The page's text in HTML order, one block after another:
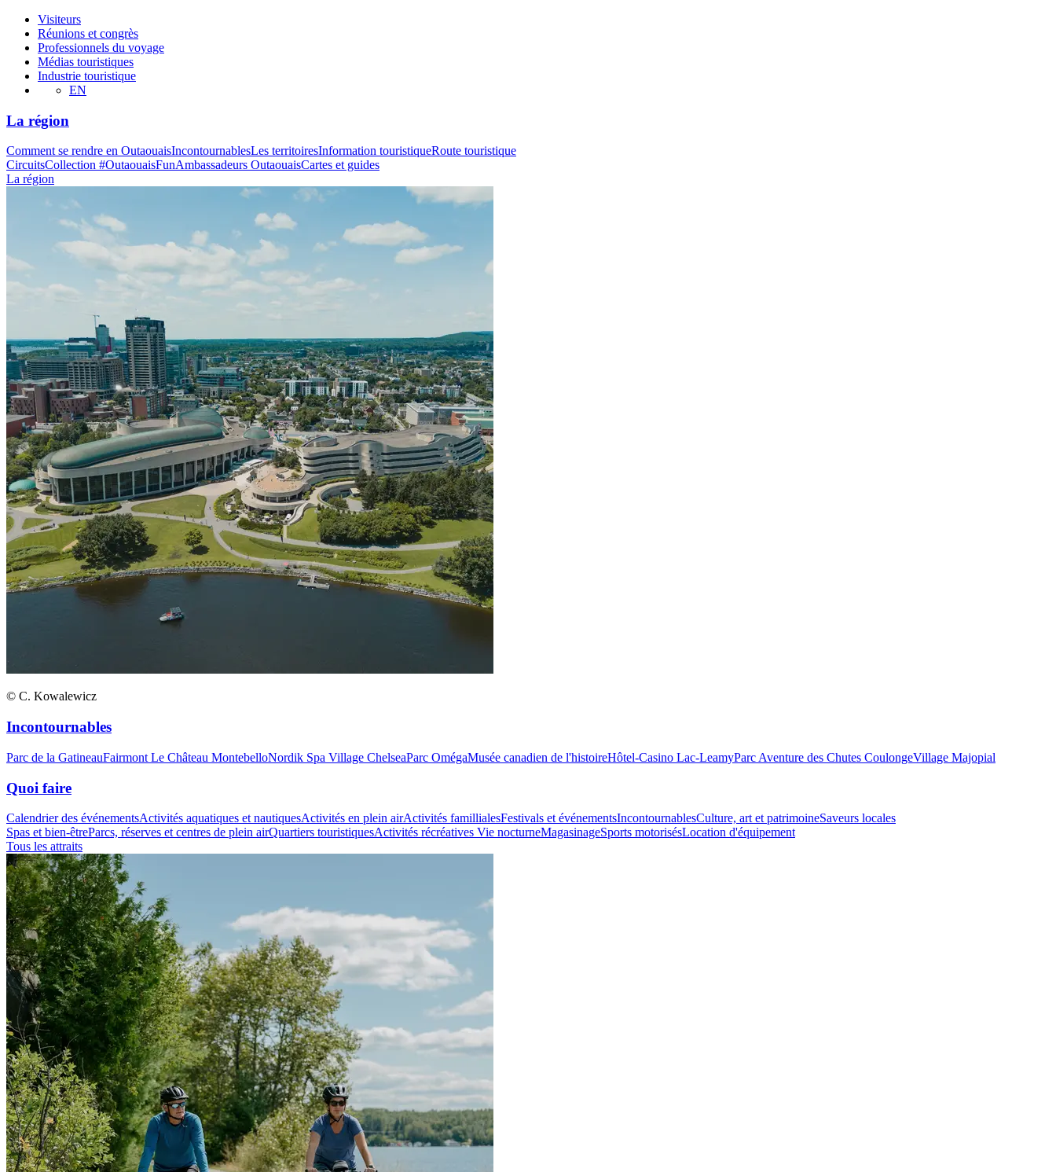
Visiteurs
Réunions et congrès
Professionnels du voyage
Médias touristiques
Industrie touristique
EN
La région
Comment se rendre en OutaouaisIncontournablesLes territoiresInformation touristiqueRoute touristique
CircuitsCollection #OutaouaisFunAmbassadeurs OutaouaisCartes et guides
La région
© C. Kowalewicz
Incontournables
Parc de la GatineauFairmont Le Château MontebelloNordik Spa Village ChelseaParc OmégaMusée canadien de l'histoireHôtel-Casino Lac-LeamyParc Aventure des Chutes CoulongeVillage Majopial
Quoi faire
Calendrier des événementsActivités aquatiques et nautiquesActivités en plein airActivités famillialesFestivals et événementsIncontournablesCulture, art et patrimoineSaveurs locales
Spas et bien-êtreParcs, réserves et centres de plein airQuartiers touristiquesActivités récréatives Vie nocturneMagasinageSports motorisésLocation d'équipement
Tous les attraits